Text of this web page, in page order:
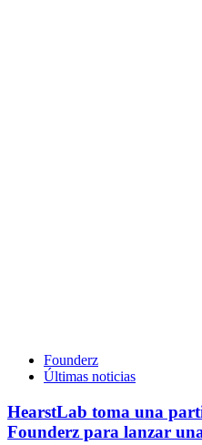
Founderz
Últimas noticias
HearstLab toma una
Founderz para lanzar